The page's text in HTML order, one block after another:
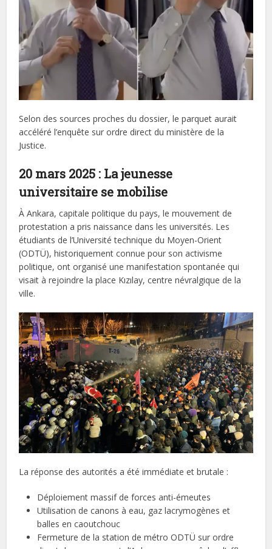
Selon des sources proches du dossier, le parquet aurait
accéléré l’enquête sur ordre direct du ministère de la
Justice.
20 mars 2025 : La jeunesse
universitaire se mobilise
À Ankara, capitale politique du pays, le mouvement de
protestation a pris naissance dans les universités. Les
étudiants de l’Université technique du Moyen-Orient
(ODTÜ), historiquement connue pour son activisme
politique, ont organisé une manifestation spontanée qui
visait à rejoindre la place Kızılay, centre névralgique de la
ville.
La réponse des autorités a été immédiate et brutale :
Déploiement massif de forces anti-émeutes
Utilisation de canons à eau, gaz lacrymogènes et
balles en caoutchouc
Fermeture de la station de métro ODTÜ sur ordre